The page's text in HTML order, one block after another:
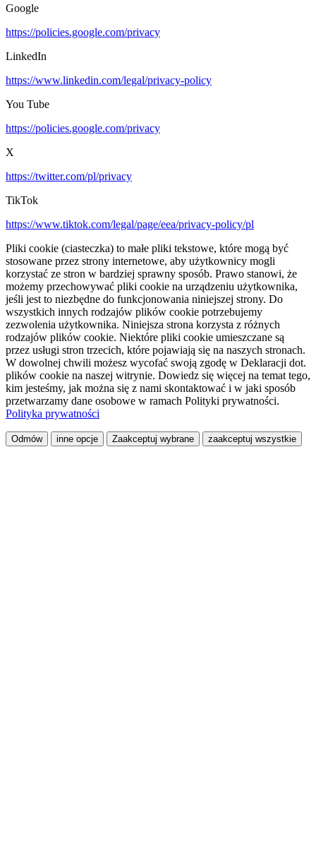
Google
https://policies.google.com/privacy
LinkedIn
https://www.linkedin.com/legal/privacy-policy
You Tube
https://policies.google.com/privacy
X
https://twitter.com/pl/privacy
TikTok
https://www.tiktok.com/legal/page/eea/privacy-policy/pl
Pliki cookie (ciasteczka) to małe pliki tekstowe, które mogą być
stosowane przez strony internetowe, aby użytkownicy mogli
korzystać ze stron w bardziej sprawny sposób. Prawo stanowi, że
możemy przechowywać pliki cookie na urządzeniu użytkownika,
jeśli jest to niezbędne do funkcjonowania niniejszej strony. Do
wszystkich innych rodzajów plików cookie potrzebujemy
zezwolenia użytkownika. Niniejsza strona korzysta z różnych
rodzajów plików cookie. Niektóre pliki cookie umieszczane są
przez usługi stron trzecich, które pojawiają się na naszych stronach.
W dowolnej chwili możesz wycofać swoją zgodę w Deklaracji dot.
plików cookie na naszej witrynie. Dowiedz się więcej na temat tego,
kim jesteśmy, jak można się z nami skontaktować i w jaki sposób
przetwarzamy dane osobowe w ramach Polityki prywatności.
Polityka prywatności
Odmów inne opcje Zaakceptuj wybrane zaakceptuj wszystkie